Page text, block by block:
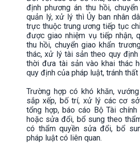
định phương án thu hồi,
quản lý, xử lý thì Ủy ban nhân
trực thuộc trung ương tiếp tục
được giao nhiệm vụ tiếp nhận,
thu hồi, chuyển giao khẩn
thác, xử lý tài sản theo quy
thời đưa tài sản vào khai thác
quy định của pháp luật, tránh thất
Trường hợp có khó khăn,
sắp xếp, bố trí, xử lý các cơ
tổng hợp, báo cáo Bộ Tài
hoặc sửa đổi, bổ sung theo
có thẩm quyền sửa đổi, bổ
pháp luật có liên quan.